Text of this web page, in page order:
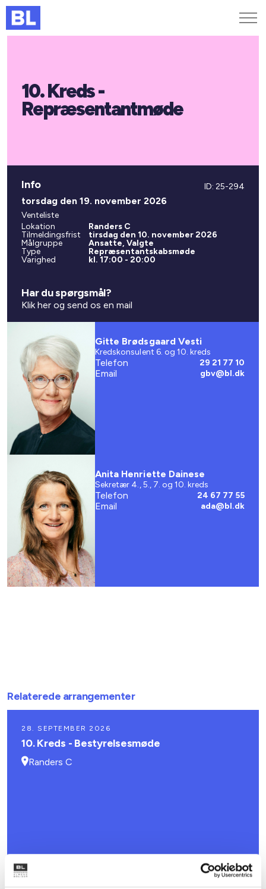
Find medarbejder
Kurser og arrangementer
Jobportalen
10. Kreds -
Repræsentantmøde
Info ID: 25-294
torsdag den 19. november 2026
Venteliste
Lokation
Randers C
Tilmeldingsfrist
tirsdag den 10. november 2026
Målgruppe
Ansatte, Valgte
Type
Repræsentantskabsmøde
Varighed
kl. 17:00 - 20:00
Har du spørgsmål?
Klik her og send os en mail
Gitte Brødsgaard Vesti
Kredskonsulent 6. og 10. kreds
Telefon 29 21 77 10
Email gbv@bl.dk
Anita Henriette Dainese
Sekretær 4., 5., 7. og 10. kreds
Telefon 24 67 77 55
Email ada@bl.dk
Relaterede arrangementer
28. SEPTEMBER 2026
10. Kreds - Bestyrelsesmøde
Randers C